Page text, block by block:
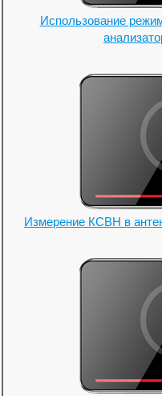
Использование
Измерение КСВН в